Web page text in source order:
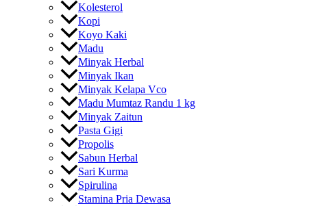
Kolesterol
Kopi
Koyo Kaki
Madu
Minyak Herbal
Minyak Ikan
Minyak Kelapa Vco
Madu Mumtaz Randu 1 kg
Minyak Zaitun
Pasta Gigi
Propolis
Sabun Herbal
Sari Kurma
Spirulina
Stamina Pria Dewasa